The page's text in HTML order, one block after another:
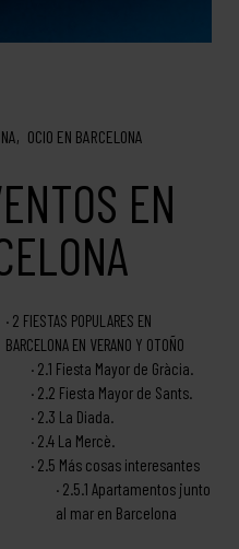
OCIO EN BARCELONA
EN
2 FIESTAS POPULARES EN
BARCELONA EN VERANO Y OTOÑO
2.1 Fiesta Mayor de Gràcia.
2.2 Fiesta Mayor de Sants.
2.3 La Diada.
2.4La Mercè.
2.5 Más cosas interesantes
2.5.1 Apartamentos junto
al mar en Barcelona